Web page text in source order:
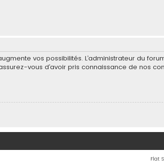
vos possibilités. L’administrateur du
vous d’avoir pris connaissance de nos
Flat